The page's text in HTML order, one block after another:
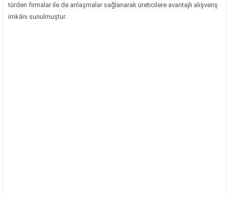
türden firmalar ile de anlaşmalar sağlanarak üreticilere avantajlı alışveriş
imkânı sunulmuştur.